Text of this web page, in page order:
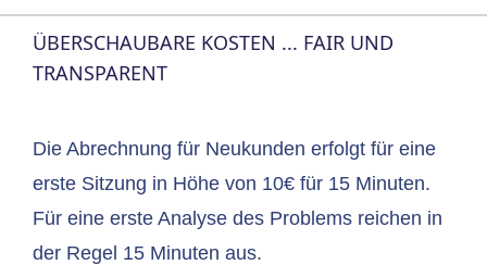
ÜBERSCHAUBARE KOSTEN ... FAIR UND
TRANSPARENT
Die Abrechnung für Neukunden erfolgt für eine
erste Sitzung in Höhe von 10€ für 15 Minuten.
Für eine erste Analyse des Problems reichen in
der Regel 15 Minuten aus.